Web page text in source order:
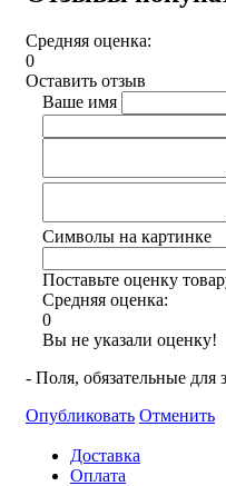
Средняя оценка:
0
Оставить отзыв
Ваше имя
Символы на картинке
Поставьте оценку
Средняя оценка:
0
Вы не указали оценку!
- Поля, обязательные для
Опубликовать Отменить
Доставка
Оплата